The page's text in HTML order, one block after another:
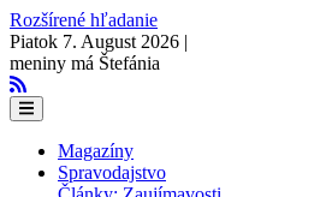
Rozšírené hľadanie
Piatok 7. August 2026 |
meniny má Štefánia
Magazíny
Spravodajstvo